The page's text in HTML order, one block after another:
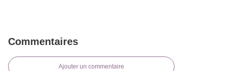
Commentaires
Ajouter un commentaire